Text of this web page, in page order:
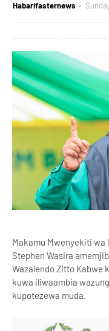
Habarifasternews
Makamu Mwenyekiti wa
Stephen Wasira
Wazalendo Zitto Kabwe
kuwa iliwaambia
kupotezewa muda.